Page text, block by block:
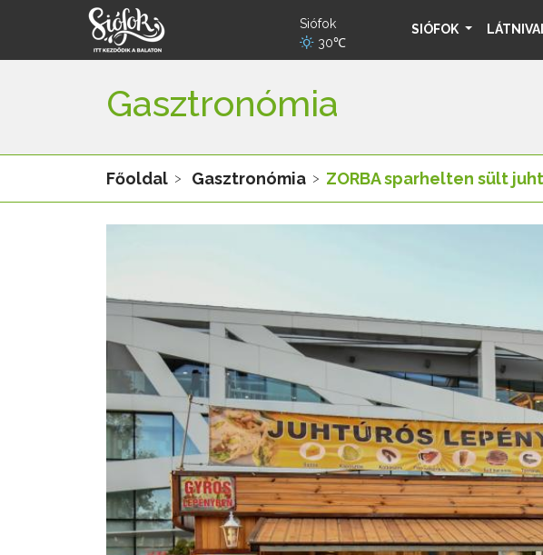
Siófok
30℃
SIÓFOK
Gasztronómia
Főoldal Gasztronómia ZORBA sparhelten sült